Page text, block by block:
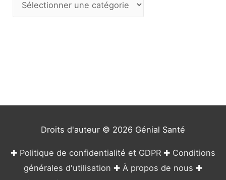
Droits d'auteur © 2026 Génial Santé
✚ Politique de confidentialité et GDPR ✚ Conditions
générales d'utilisation ✚ À propos de nous ✚